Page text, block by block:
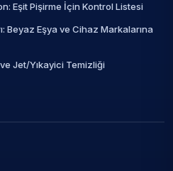
Eşit Pişirme İçin Kontrol Listesi
Beyaz Eşya ve Cihaz Markalarına
Jet/Yıkayici Temizliği